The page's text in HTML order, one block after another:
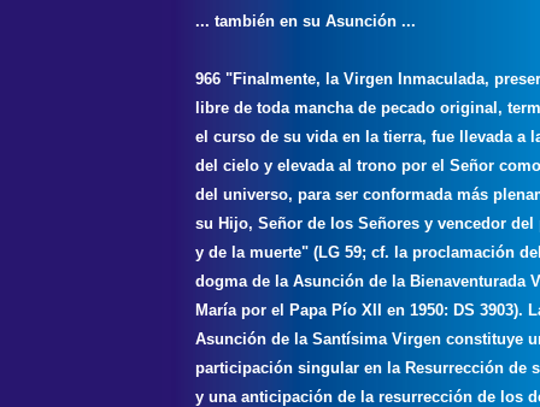
... también en su Asunción ...
966 "Finalmente, la Virgen Inmaculada,
libre de toda mancha de pecado original,
el curso de su vida en la tierra, fue llevada a
del cielo y elevada al trono por el Señor
del universo, para ser conformada más
su Hijo, Señor de los Señores y vencedor del
y de la muerte" (LG 59; cf. la proclamación
dogma de la Asunción de la Bienaventurada
María por el Papa Pío XII en 1950: DS 3903).
Asunción de la Santísima Virgen constituye
participación singular en la Resurrección de
y una anticipación de la resurrección de los